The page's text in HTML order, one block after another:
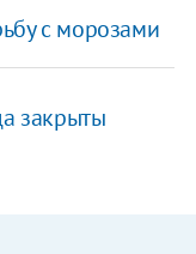
с морозами
закрыты